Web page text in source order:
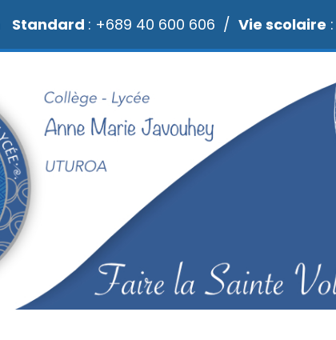
Standard : +689 40 600 606 / Vie scolaire